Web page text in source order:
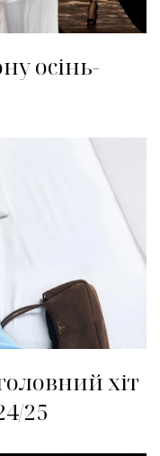
осінь-
хіт
25